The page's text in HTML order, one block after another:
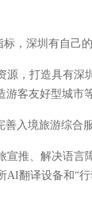
，深圳有自己的
打造具有深
客友好型城市等
境旅游综合
、解决语言
翻译设备和“行